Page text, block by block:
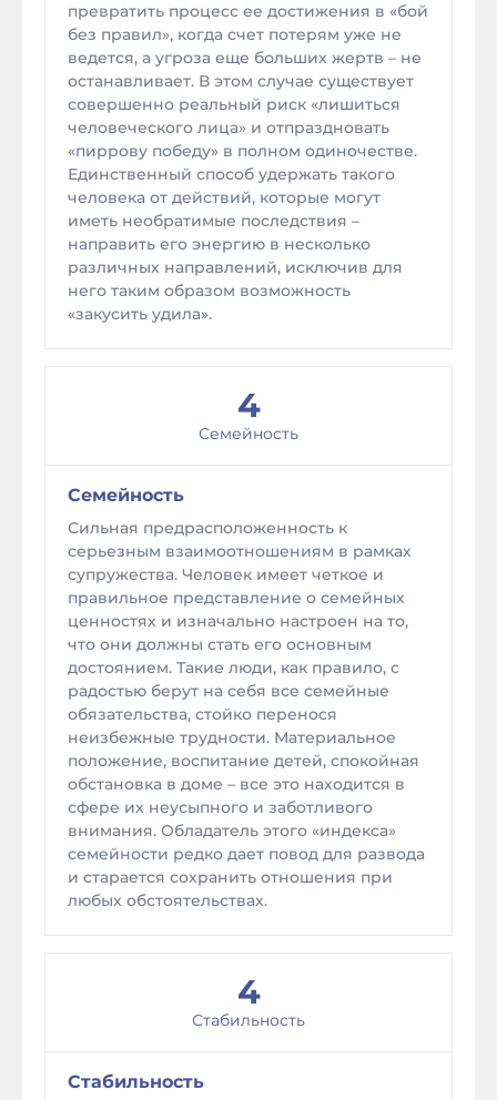
превратить процесс ее достижения в «бой
без правил», когда счет потерям уже не
ведется, а угроза еще больших жертв – не
останавливает. В этом случае существует
совершенно реальный риск «лишиться
человеческого лица» и отпраздновать
«пиррову победу» в полном одиночестве.
Единственный способ удержать такого
человека от действий, которые могут
иметь необратимые последствия –
направить его энергию в несколько
различных направлений, исключив для
него таким образом возможность
«закусить удила».
4
Семейность
Семейность
Сильная предрасположенность к
серьезным взаимоотношениям в рамках
супружества. Человек имеет четкое и
правильное представление о семейных
ценностях и изначально настроен на то,
что они должны стать его основным
достоянием. Такие люди, как правило, с
радостью берут на себя все семейные
обязательства, стойко перенося
неизбежные трудности. Материальное
положение, воспитание детей, спокойная
обстановка в доме – все это находится в
сфере их неусыпного и заботливого
внимания. Обладатель этого «индекса»
семейности редко дает повод для развода
и старается сохранить отношения при
любых обстоятельствах.
4
Стабильность
Стабильность